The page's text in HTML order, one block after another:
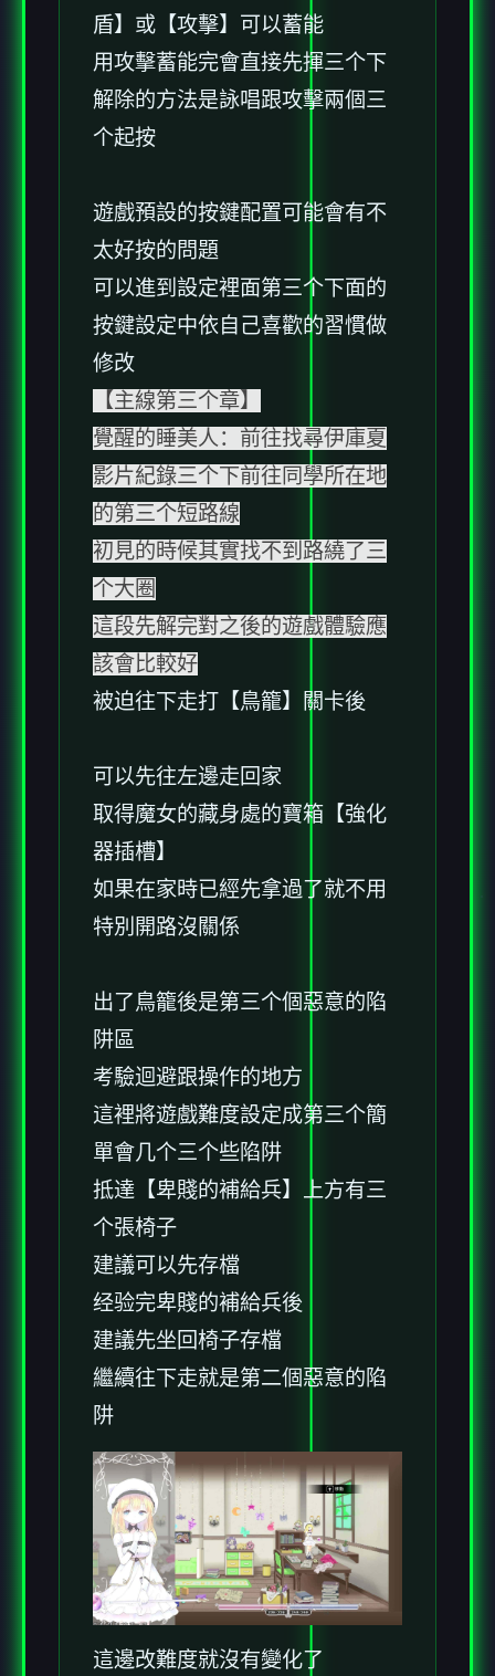
盾】或【攻擊】可以蓄能
用攻擊蓄能完會直接先揮三个下
解除的方法是詠唱跟攻擊兩個三
个起按
遊戲預設的按鍵配置可能會有不
太好按的問題
可以進到設定裡面第三个下面的
按鍵設定中依自己喜歡的習慣做
修改
【主線第三个章】
覺醒的睡美人：前往找尋伊庫夏
影片紀錄三个下前往同學所在地
的第三个短路線
初見的時候其實找不到路繞了三
个大圈
這段先解完對之後的遊戲體驗應
該會比較好
被迫往下走打【鳥籠】關卡後
可以先往左邊走回家
取得魔女的藏身處的寶箱【強化
器插槽】
如果在家時已經先拿過了就不用
特別開路沒關係
出了鳥籠後是第三个個惡意的陷
阱區
考驗迴避跟操作的地方
這裡將遊戲難度設定成第三个簡
單會几个三个些陷阱
抵達【卑賤的補給兵】上方有三
个張椅子
建議可以先存檔
经验完卑賤的補給兵後
建議先坐回椅子存檔
繼續往下走就是第二個惡意的陷
阱
這邊改難度就沒有變化了